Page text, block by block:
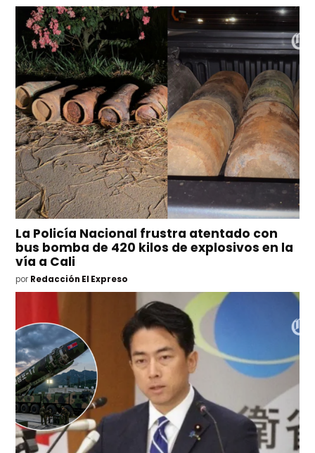
La Policía Nacional frustra atentado con
bus bomba de 420 kilos de explosivos en la
vía a Cali
por Redacción El Expreso